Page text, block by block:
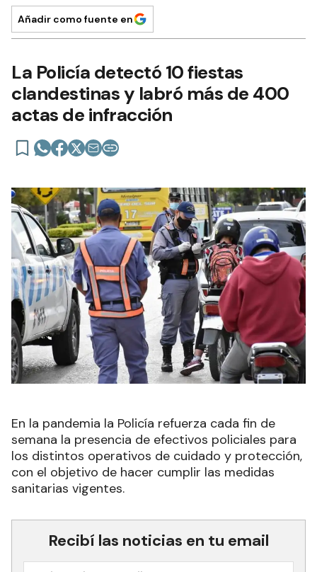
Añadir como fuente en
La Policía detectó 10 fiestas
clandestinas y labró más de 400
actas de infracción
En la pandemia la Policía refuerza cada fin de
semana la presencia de efectivos policiales para
los distintos operativos de cuidado y protección,
con el objetivo de hacer cumplir las medidas
sanitarias vigentes.
Recibí las noticias en tu email